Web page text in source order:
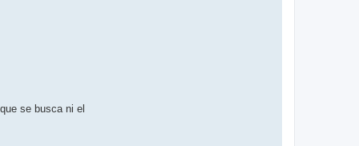
se busca ni el